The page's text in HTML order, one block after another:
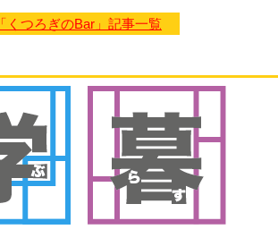
「くつろぎのBar」記事一覧